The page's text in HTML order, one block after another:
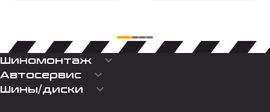
Шиномонтаж keyboard_arrow_down
Автосервис keyboard_arrow_down
Шины/диски keyboard_arrow_down